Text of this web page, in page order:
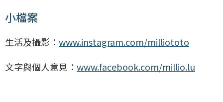
小檔案
生活及攝影： www.instagram.com/milliototo
文字與個人意見： www.facebook.com/millio.lu